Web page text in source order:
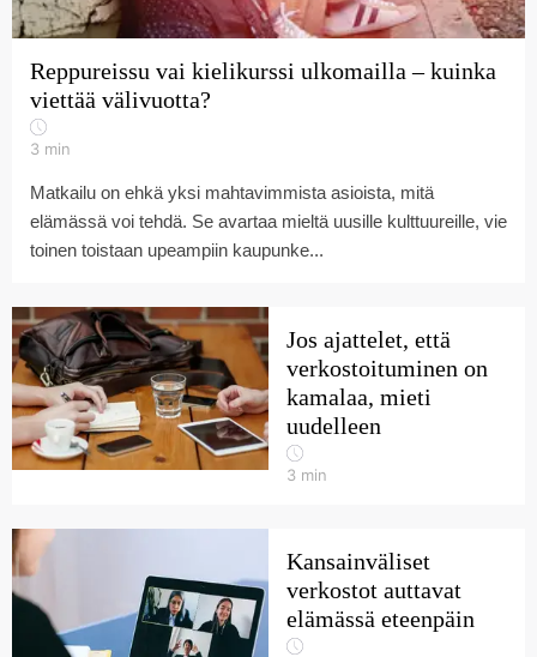
Reppureissu vai kielikurssi ulkomailla – kuinka
viettää välivuotta?
3 min
Matkailu on ehkä yksi mahtavimmista asioista, mitä
elämässä voi tehdä. Se avartaa mieltä uusille kulttuureille, vie
toinen toistaan upeampiin kaupunke...
Jos ajattelet, että
verkostoituminen on
kamalaa, mieti
uudelleen
3 min
Kansainväliset
verkostot auttavat
elämässä eteenpäin